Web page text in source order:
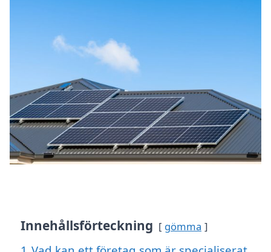
Innehållsförteckning gömma